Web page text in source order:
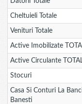
Cheltuieli Totale
Venituri Totale
Active Imobilizate
Active Circulante
Stocuri
Casa Si Conturi La
Banesti